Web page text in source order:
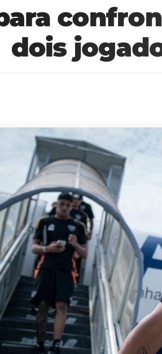
dois